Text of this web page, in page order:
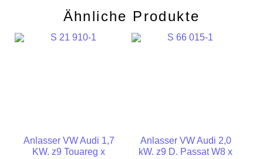
Ähnliche Produkte
Anlasser VW Audi 1,7
KW. z9 Touareg x
Anlasser VW Audi 2,0
kW. z9 D. Passat W8 x